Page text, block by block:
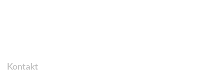
Kontakt